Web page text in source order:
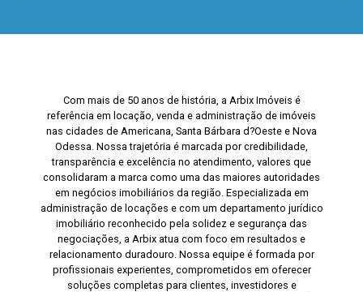
Com mais de 50 anos de história, a Arbix Imóveis é
referência em locação, venda e administração de imóveis
nas cidades de Americana, Santa Bárbara d?Oeste e Nova
Odessa. Nossa trajetória é marcada por credibilidade,
transparência e excelência no atendimento, valores que
consolidaram a marca como uma das maiores autoridades
em negócios imobiliários da região. Especializada em
administração de locações e com um departamento jurídico
imobiliário reconhecido pela solidez e segurança das
negociações, a Arbix atua com foco em resultados e
relacionamento duradouro. Nossa equipe é formada por
profissionais experientes, comprometidos em oferecer
soluções completas para clientes, investidores e